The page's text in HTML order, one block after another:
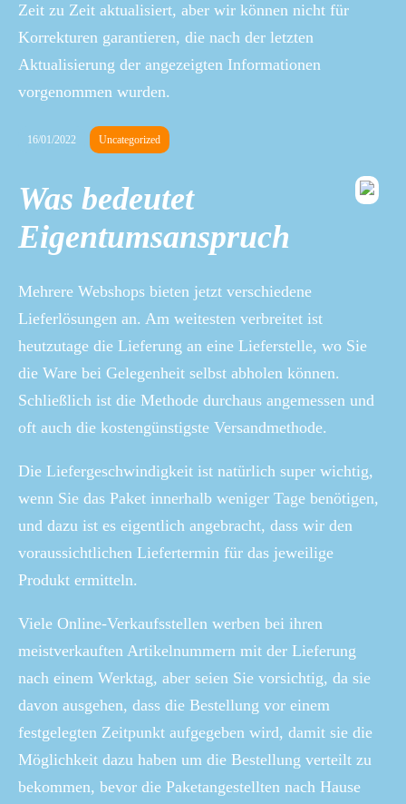
Zeit zu Zeit aktualisiert, aber wir können nicht für
Korrekturen garantieren, die nach der letzten
Aktualisierung der angezeigten Informationen
vorgenommen wurden.
16/01/2022 Uncategorized
Was bedeutet
Eigentumsanspruch
Mehrere Webshops bieten jetzt verschiedene
Lieferlösungen an. Am weitesten verbreitet ist
heutzutage die Lieferung an eine Lieferstelle, wo Sie
die Ware bei Gelegenheit selbst abholen können.
Schließlich ist die Methode durchaus angemessen und
oft auch die kostengünstigste Versandmethode.
Die Liefergeschwindigkeit ist natürlich super wichtig,
wenn Sie das Paket innerhalb weniger Tage benötigen,
und dazu ist es eigentlich angebracht, dass wir den
voraussichtlichen Liefertermin für das jeweilige
Produkt ermitteln.
Viele Online-Verkaufsstellen werben bei ihren
meistverkauften Artikelnummern mit der Lieferung
nach einem Werktag, aber seien Sie vorsichtig, da sie
davon ausgehen, dass die Bestellung vor einem
festgelegten Zeitpunkt aufgegeben wird, damit sie die
Möglichkeit dazu haben um die Bestellung verteilt zu
bekommen, bevor die Paketangestellten nach Hause